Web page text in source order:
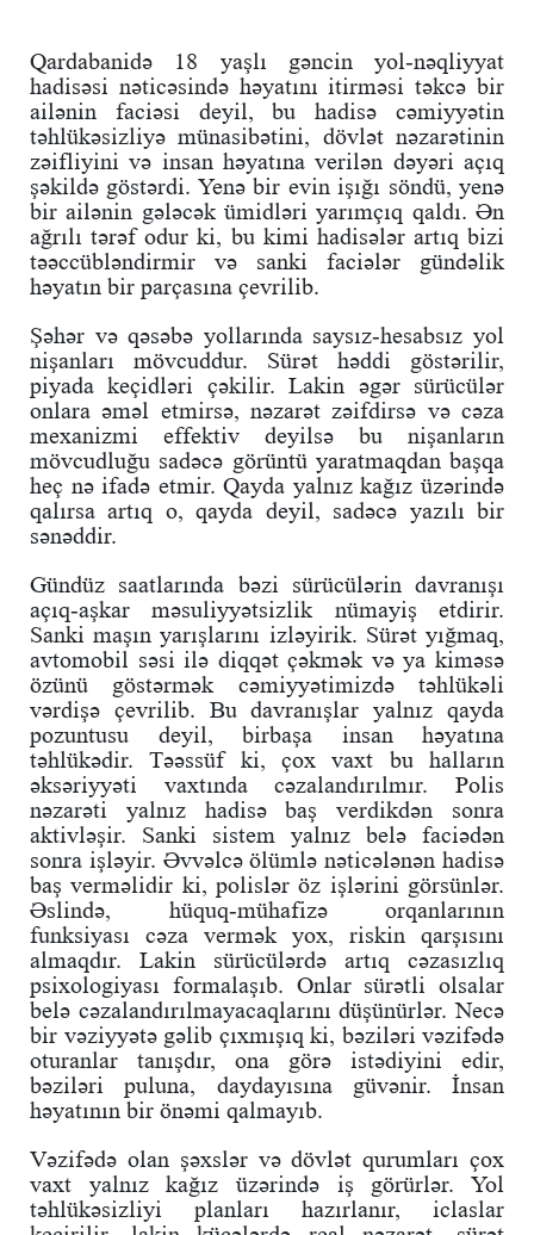
Qardabanidə 18 yaşlı gəncin yol-nəqliyyat
hadisəsi nəticəsində həyatını itirməsi təkcə bir
ailənin faciəsi deyil, bu hadisə cəmiyyətin
təhlükəsizliyə münasibətini, dövlət nəzarətinin
zəifliyini və insan həyatına verilən dəyəri açıq
şəkildə göstərdi. Yenə bir evin işığı söndü, yenə
bir ailənin gələcək ümidləri yarımçıq qaldı. Ən
ağrılı tərəf odur ki, bu kimi hadisələr artıq bizi
təəccübləndirmir və sanki faciələr gündəlik
həyatın bir parçasına çevrilib.
Şəhər və qəsəbə yollarında saysız-hesabsız yol
nişanları mövcuddur. Sürət həddi göstərilir,
piyada keçidləri çəkilir. Lakin əgər sürücülər
onlara əməl etmirsə, nəzarət zəifdirsə və cəza
mexanizmi effektiv deyilsə bu nişanların
mövcudluğu sadəcə görüntü yaratmaqdan başqa
heç nə ifadə etmir. Qayda yalnız kağız üzərində
qalırsa artıq o, qayda deyil, sadəcə yazılı bir
sənəddir.
Gündüz saatlarında bəzi sürücülərin davranışı
açıq-aşkar məsuliyyətsizlik nümayiş etdirir.
Sanki maşın yarışlarını izləyirik. Sürət yığmaq,
avtomobil səsi ilə diqqət çəkmək və ya kiməsə
özünü göstərmək cəmiyyətimizdə təhlükəli
vərdişə çevrilib. Bu davranışlar yalnız qayda
pozuntusu deyil, birbaşa insan həyatına
təhlükədir. Təəssüf ki, çox vaxt bu halların
əksəriyyəti vaxtında cəzalandırılmır. Polis
nəzarəti yalnız hadisə baş verdikdən sonra
aktivləşir. Sanki sistem yalnız belə faciədən
sonra işləyir. Əvvəlcə ölümlə nəticələnən hadisə
baş verməlidir ki, polislər öz işlərini görsünlər.
Əslində, hüquq-mühafizə orqanlarının
funksiyası cəza vermək yox, riskin qarşısını
almaqdır. Lakin sürücülərdə artıq cəzasızlıq
psixologiyası formalaşıb. Onlar sürətli olsalar
belə cəzalandırılmayacaqlarını düşünürlər. Necə
bir vəziyyətə gəlib çıxmışıq ki, bəziləri vəzifədə
oturanlar tanışdır, ona görə istədiyini edir,
bəziləri puluna, daydayısına güvənir. İnsan
həyatının bir önəmi qalmayıb.
Vəzifədə olan şəxslər və dövlət qurumları çox
vaxt yalnız kağız üzərində iş görürlər. Yol
təhlükəsizliyi planları hazırlanır, iclaslar